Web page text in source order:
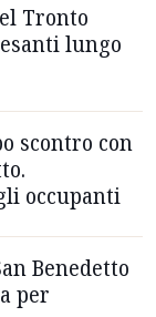
Tronto
lungo
scontro con
occupanti
Benedetto
per